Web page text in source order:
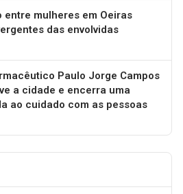
entre mulheres em Oeiras
das envolvidas
Paulo Jorge Campos
a cidade e encerra uma
ao cuidado com as pessoas